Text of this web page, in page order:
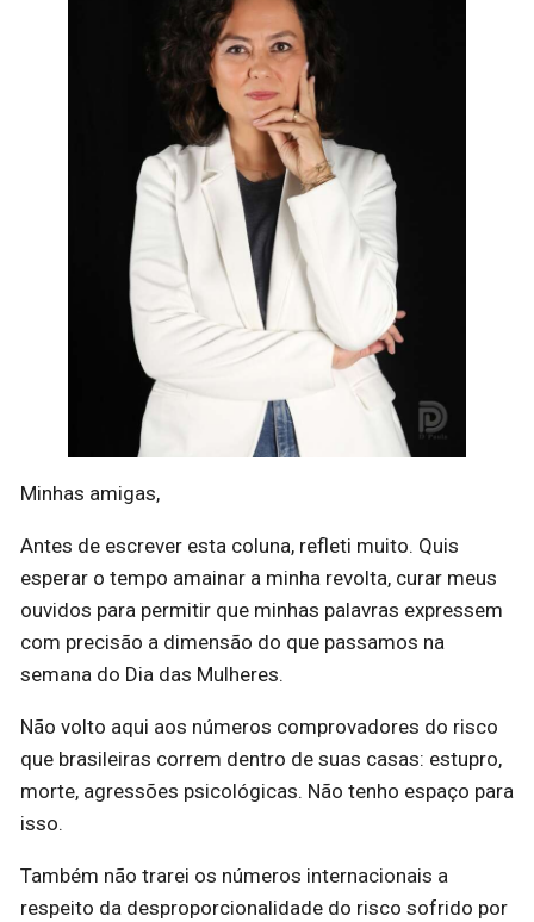
Minhas amigas,
Antes de escrever esta coluna, refleti muito. Quis
esperar o tempo amainar a minha revolta, curar meus
ouvidos para permitir que minhas palavras expressem
com precisão a dimensão do que passamos na
semana do Dia das Mulheres.
Não volto aqui aos números comprovadores do risco
que brasileiras correm dentro de suas casas: estupro,
morte, agressões psicológicas. Não tenho espaço para
isso.
Também não trarei os números internacionais a
respeito da desproporcionalidade do risco sofrido por